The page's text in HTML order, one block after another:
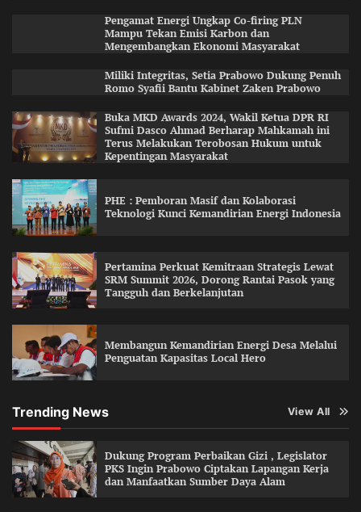
Pengamat Energi Ungkap Co-firing PLN
Mampu Tekan Emisi Karbon dan
Mengembangkan Ekonomi Masyarakat
Miliki Integritas, Setia Prabowo Dukung Penuh
Romo Syafii Bantu Kabinet Zaken Prabowo
Buka MKD Awards 2024, Wakil Ketua DPR RI
Sufmi Dasco Ahmad Berharap Mahkamah ini
Terus Melakukan Terobosan Hukum untuk
Kepentingan Masyarakat
PHE : Pemboran Masif dan Kolaborasi
Teknologi Kunci Kemandirian Energi Indonesia
Pertamina Perkuat Kemitraan Strategis Lewat
SRM Summit 2026, Dorong Rantai Pasok yang
Tangguh dan Berkelanjutan
Membangun Kemandirian Energi Desa Melalui
Penguatan Kapasitas Local Hero
Trending News View All
Dukung Program Perbaikan Gizi , Legislator
PKS Ingin Prabowo Ciptakan Lapangan Kerja
dan Manfaatkan Sumber Daya Alam